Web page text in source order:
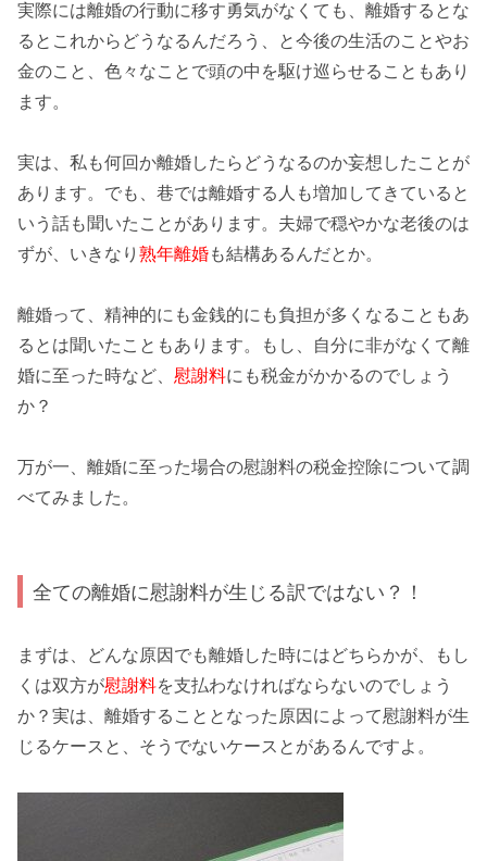
実際には離婚の行動に移す勇気がなくても、離婚するとな
ると これからどうなる んだろう、と今後の生活のことやお
金のこと、色々なことで頭の中を駆け巡らせることもあり
ます。
実は、私も何回か離婚したらどうなるのか妄想したことが
あります。でも、巷では離婚する人 も増加してきていると
いう話も聞いたことがあります。夫婦で穏やかな老後のは
ずが、いきなり 熟年離婚も結構あるんだとか。
離婚って、精神的にも金銭的にも負担が多く なることもあ
るとは聞いたこともあります。もし、自分に非がなくて離
婚に至った時など、 慰謝料にも税金がかかるのでしょう
か？
万が一、 離婚に至った場合の慰謝料の税金控除について調
べてみました。
全ての離婚に慰謝料が生じる訳ではない？！
まずは、どんな原因でも離婚した時にはどちらかが、もし
くは双方が慰謝料を支払わなければならないのでしょう
か？実は、離婚することとなった原因によって慰謝料が生
じるケース と、そうでないケースとがあるんですよ。